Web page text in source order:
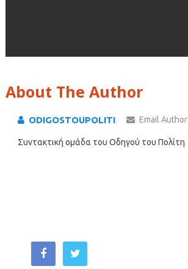
About The Author
ODIGOSTOUPOLITI Email Author
Συντακτική ομάδα του Οδηγού του Πολίτη